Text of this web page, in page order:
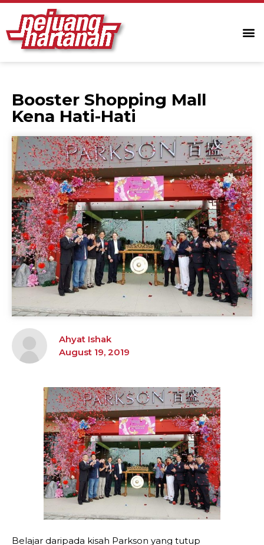
Booster Shopping Mall
Kena Hati-Hati
Ahyat Ishak
August 19, 2019
Belajar daripada kisah Parkson yang tutup